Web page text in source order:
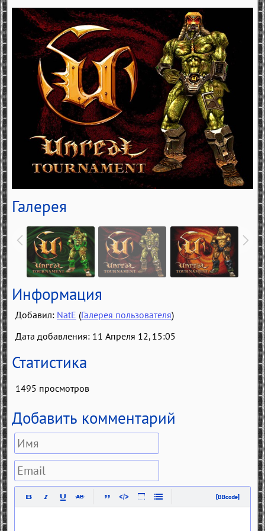
Галерея
Информация
Добавил: NatE (Галерея пользователя)
Дата добавления: 11 Апреля 12, 15:05
Статистика
1495 просмотров
Добавить комментарий